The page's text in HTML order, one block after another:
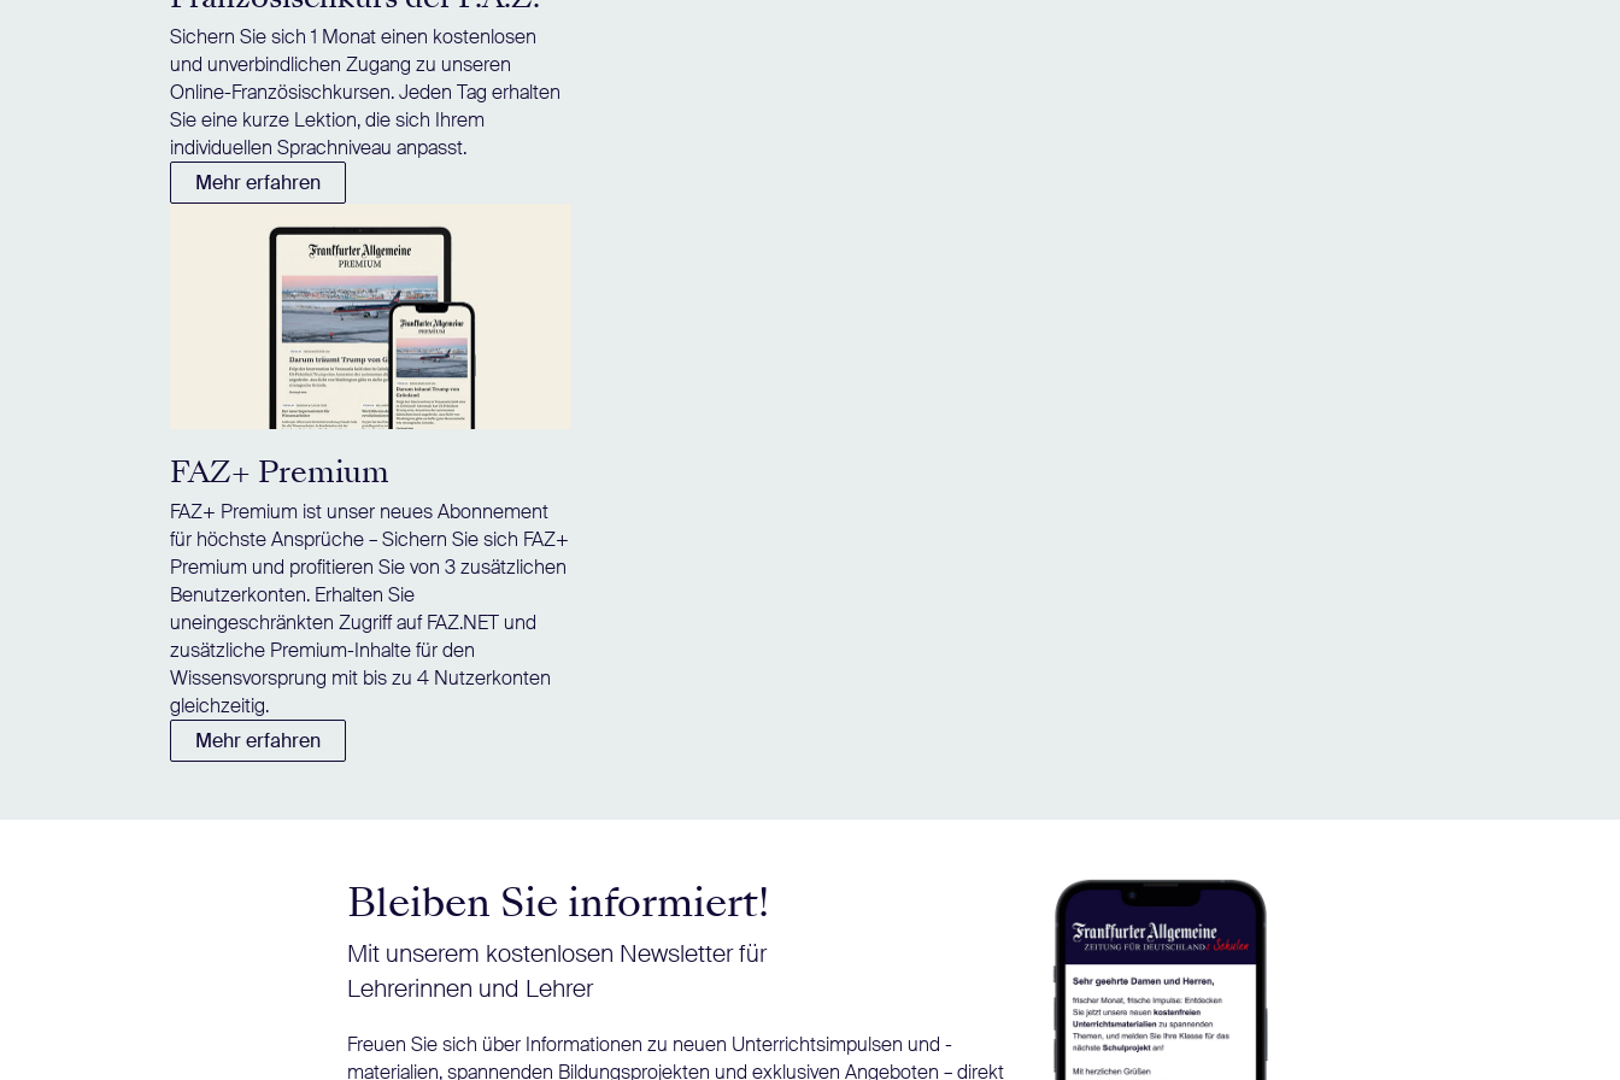
Sichern Sie sich 1 Monat einen kostenlosen
und unverbindlichen Zugang zu unseren
Online-Französischkursen. Jeden Tag erhalten
Sie eine kurze Lektion, die sich Ihrem
individuellen Sprachniveau anpasst.
Mehr erfahren
FAZ+ Premium
FAZ+ Premium ist unser neues Abonnement
für höchste Ansprüche – Sichern Sie sich FAZ+
Premium und profitieren Sie von 3 zusätzlichen
Benutzerkonten. Erhalten Sie
uneingeschränkten Zugriff auf FAZ.NET und
zusätzliche Premium-Inhalte für den
Wissensvorsprung mit bis zu 4 Nutzerkonten
gleichzeitig.
Mehr erfahren
Bleiben Sie informiert!
Mit unserem kostenlosen Newsletter für
Lehrerinnen und Lehrer
Freuen Sie sich über Informationen zu neuen Unterrichtsimpulsen und -
materialien, spannenden Bildungsprojekten und exklusiven Angeboten – direkt